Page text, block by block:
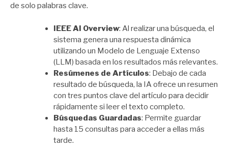
de solo palabras clave.
IEEE AI Overview: Al realizar una búsqueda, el
sistema genera una respuesta dinámica
utilizando un Modelo de Lenguaje Extenso
(LLM) basada en los resultados más relevantes.
Resúmenes de Artículos: Debajo de cada
resultado de búsqueda, la IA ofrece un resumen
con tres puntos clave del artículo para decidir
rápidamente si leer el texto completo.
Búsquedas Guardadas: Permite guardar
hasta 15 consultas para acceder a ellas más
tarde.